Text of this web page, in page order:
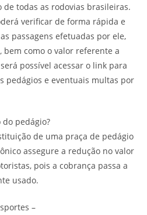
todas as rodovias brasileiras.
verificar de forma rápida e
passagens efetuadas por ele,
como o valor referente a
possível acessar o link para
pedágios e eventuais multas por
pedágio?
de uma praça de pedágio
assegure a redução no valor
pois a cobrança passa a
usado.
–